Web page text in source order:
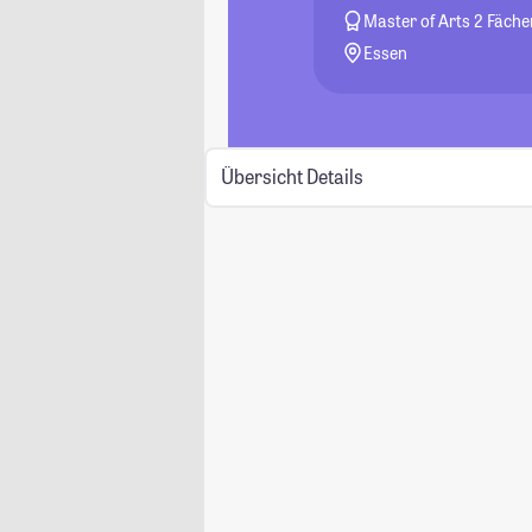
Master of Arts 2
Essen
Übersicht Details